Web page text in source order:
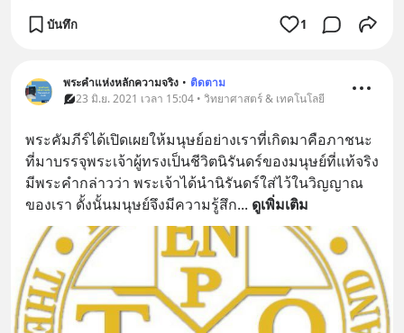
บันทึก 1
พระคำแห่งหลักความจริง • ติดตาม
23 มิ.ย. 2021 เวลา 15:04 • วิทยาศาสตร์ & เทคโนโลยี
พระคัมภีร์ได้เปิดเผยให้มนุษย์อย่างเราที่เกิดมาคือภาชนะ
ที่มาบรรจุพระเจ้าผู้ทรงเป็นชีวิตนิรันดร์ของมนุษย์ที่แท้จริง
มีพระคำกล่าวว่า พระเจ้าได้นำนิรันดร์ใส่ไว้ในวิญญาณ
ของเรา ดั้งนั้นมนุษย์จึงมีความรู้สึก... ดูเพิ่มเติม